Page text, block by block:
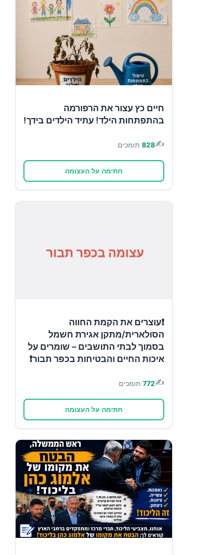
חיים כץ עצור את הרפורמה
בהתפתחות הילד! עתיד הילדים בידך!
✍️
828 תומכים
חתימה על העצומה
❗עוצרים את הקמת החווה
הסולארית/מתקן אגירת חשמל
בסמוך לבתי התושבים – שומרים על
איכות החיים והבטיחות בכפר תבור❗
✍️
772 תומכים
חתימה על העצומה